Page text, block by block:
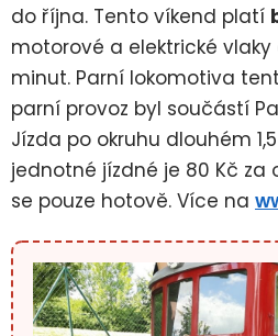
do října. Tento víkend platí
motorové a elektrické
minut. Parní lokomotiva
parní provoz byl součástí
Jízda po okruhu dlouhém
jednotné jízdné je 80 Kč za
se pouze hotově. Více na